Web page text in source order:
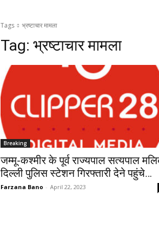
Tags भ्रष्टाचार मामला
Tag: भ्रष्टाचार मामला
Breaking
जम्मू-कश्मीर के पूर्व राज्यपाल सत्यपाल
दिल्ली पुलिस स्टेशन गिरफ्तारी देने पहुंचे…
Farzana Bano - April 22, 2023